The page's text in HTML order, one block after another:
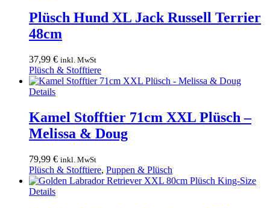
Plüsch Hund XL Jack Russell Terrier
48cm
37,99 € inkl. MwSt
Plüsch & Stofftiere
Details
Kamel Stofftier 71cm XXL Plüsch –
Melissa & Doug
79,99 € inkl. MwSt
Plüsch & Stofftiere, Puppen & Plüsch
Details